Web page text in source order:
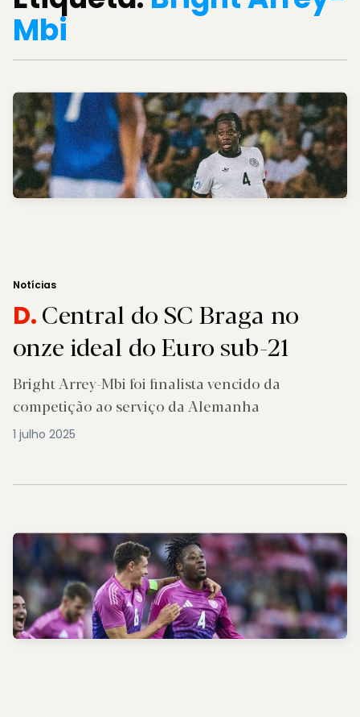
Mbi
Notícias
D.Central do SC Braga no
onze ideal do Euro sub-21
Bright Arrey-Mbi foi finalista vencido da
competição ao serviço da Alemanha
1 julho 2025